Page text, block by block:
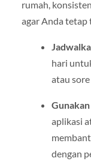
rumah,
agar Anda tetap
hari
atau sore
aplikasi
dengan